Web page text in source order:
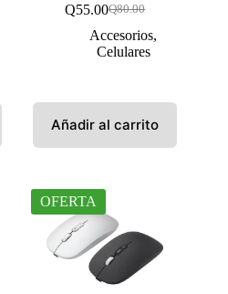
Q80.00
El
precio
original
Q55.00El
precio
actual
Accesorios,
Celulares
Añadir al carrito
OFERTA